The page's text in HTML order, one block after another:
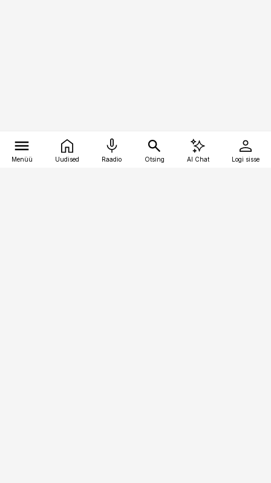
Menüü Uudised Raadio Otsing AI Chat Logi sisse